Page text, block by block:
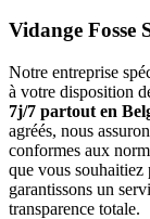
Vidange Fosse
Notre entreprise
à votre disposition
7j/7 partout en
agréés, nous
conformes aux
que vous
garantissons un
transparence totale.